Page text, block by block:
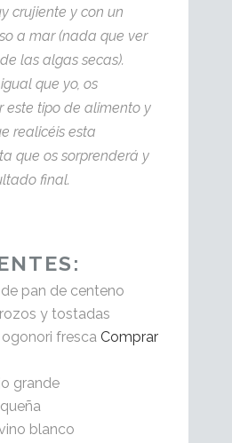
crujiente y con un
a mar (nada que ver
las algas secas).
que yo, os
este tipo de alimento y
realicéis esta
que os sorprenderá y
final.
pan de centeno
y tostadas
fresca Comprar
grande
blanco